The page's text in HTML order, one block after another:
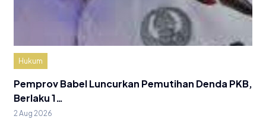
Hukum
Pemprov Babel Luncurkan Pemutihan Denda PKB,
Berlaku 1…
2 Aug 2026